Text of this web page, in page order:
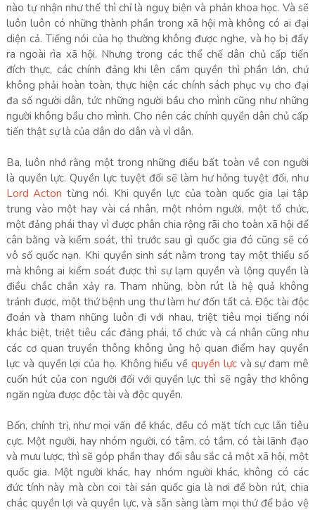
nào tự nhận như thế thì chỉ là nguỵ biện và phản khoa học. Và sẽ
luôn luôn có những thành phần trong xã hội mà không có ai đại
diện cả. Tiếng nói của họ thường không được nghe, và họ bị đẩy
ra ngoài rìa xã hội. Nhưng trong các thể chế dân chủ cấp tiến
đích thực, các chính đảng khi lên cầm quyền thì phần lớn, chứ
không phải hoàn toàn, thực hiện các chính sách phục vụ cho đại
đa số người dân, tức những người bầu cho mình cũng như những
người không bầu cho mình. Cho nên các chính quyền dân chủ cấp
tiến thật sự là của dân do dân và vì dân.
Ba, luôn nhớ rằng một trong những điều bất toàn về con người
là quyền lực. Quyền lực tuyệt đối sẽ làm hư hỏng tuyệt đối, như
Lord Acton từng nói. Khi quyền lực của toàn quốc gia lại tập
trung vào một hay vài cá nhân, một nhóm người, một tổ chức,
một đảng phái thay vì được phân chia rộng rãi cho toàn xã hội để
cân bằng và kiểm soát, thì trước sau gì quốc gia đó cũng sẽ có
vô số quốc nạn. Khi quyền sinh sát nằm trong tay một thiểu số
mà không ai kiểm soát được thì sự lạm quyền và lộng quyền là
điều chắc chắn xảy ra. Tham nhũng, bòn rút là hệ quả không
tránh được, một thứ bệnh ung thư làm hư đốn tất cả. Độc tài độc
đoán và tham nhũng luôn đi với nhau, triệt tiêu mọi tiếng nói
khác biệt, triệt tiêu các đảng phái, tổ chức và cá nhân cũng như
các cơ quan truyền thông không ủng hộ quan điểm hay quyền
lực và quyền lợi của họ. Không hiểu vềquyền lựcvà sự đam mê
cuốn hút của con người đối với quyền lực thì sẽ ngây thơ không
ngăn ngừa được độc tài và độc quyền.
Bốn, chính trị, như mọi vấn đề khác, đều có mặt tích cực lẫn tiêu
cực. Một người, hay nhóm người, có tâm, có tầm, có tài lãnh đạo
và mưu lược, thì sẽ góp phần thay đổi sâu sắc cả một xã hội, một
quốc gia. Một người khác, hay nhóm người khác, không có các
đức tính này mà còn coi tài sản quốc gia là nơi để bòn rút, chia
chác quyền lợi và quyền lực, và sẵn sàng làm mọi thứ để bảo vệ